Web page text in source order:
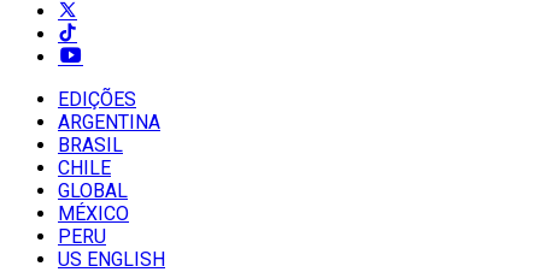
EDIÇÕES
ARGENTINA
BRASIL
CHILE
GLOBAL
MÉXICO
PERU
US ENGLISH